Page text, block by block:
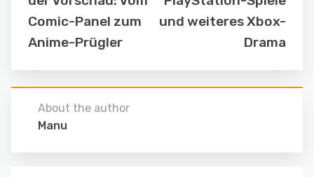
Comic-Panel zum
Anime-Prügler
und weiteres Xbox-
Drama
About the author
Manu